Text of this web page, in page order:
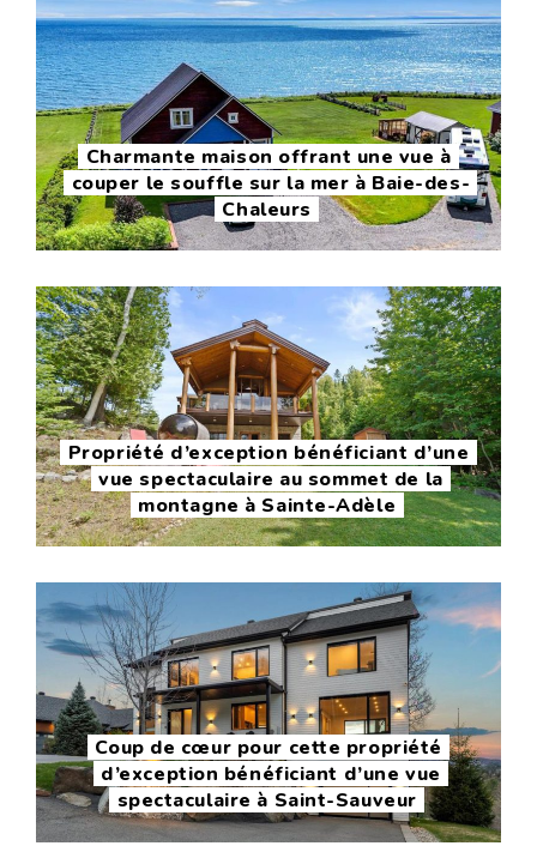
Charmante maison offrant une vue à
couper le souffle sur la mer à Baie-des-
Chaleurs
Propriété d’exception bénéficiant d’une
vue spectaculaire au sommet de la
montagne à Sainte-Adèle
Coup de cœur pour cette propriété
d’exception bénéficiant d’une vue
spectaculaire à Saint-Sauveur